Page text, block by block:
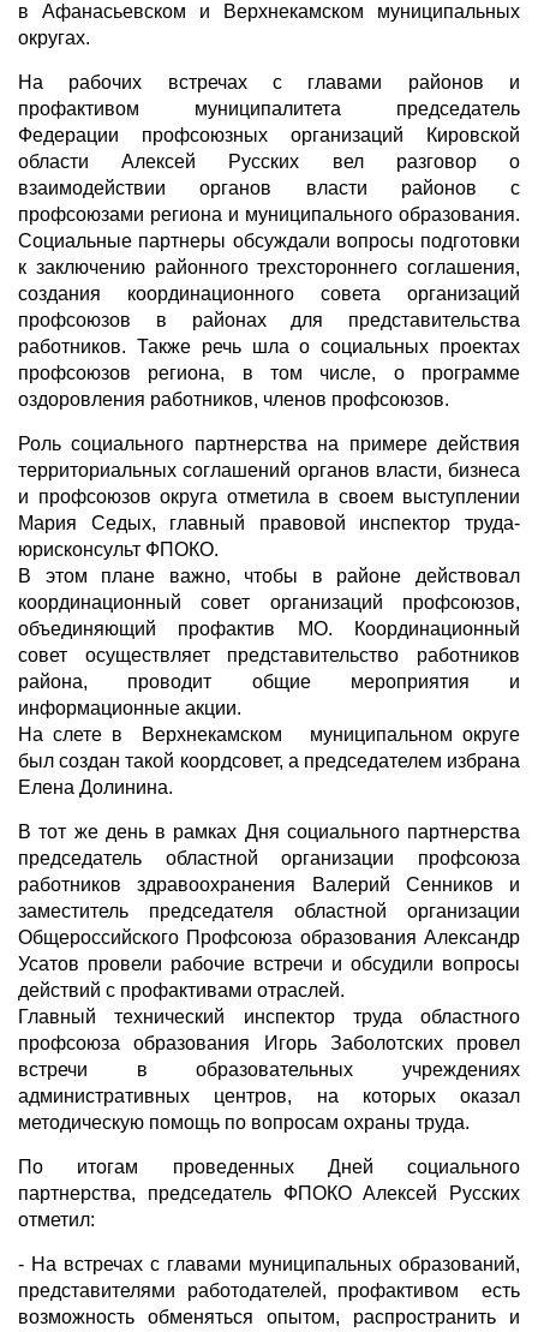
в Афанасьевском и Верхнекамском муниципальных
округах.
На рабочих встречах с главами районов и
профактивом муниципалитета председатель
Федерации профсоюзных организаций Кировской
области Алексей Русских вел разговор о
взаимодействии органов власти районов с
профсоюзами региона и муниципального образования.
Социальные партнеры обсуждали вопросы подготовки
к заключению районного трехстороннего соглашения,
создания координационного совета организаций
профсоюзов в районах для представительства
работников. Также речь шла о социальных проектах
профсоюзов региона, в том числе, о программе
оздоровления работников, членов профсоюзов.
Роль социального партнерства на примере действия
территориальных соглашений органов власти, бизнеса
и профсоюзов округа отметила в своем выступлении
Мария Седых, главный правовой инспектор труда-
юрисконсульт ФПОКО.
В этом плане важно, чтобы в районе действовал
координационный совет организаций профсоюзов,
объединяющий профактив МО. Координационный
совет осуществляет представительство работников
района, проводит общие мероприятия и
информационные акции.
На слете в Верхнекамском муниципальном округе
был создан такой коордсовет, а председателем избрана
Елена Долинина.
В тот же день в рамках Дня социального партнерства
председатель областной организации профсоюза
работников здравоохранения Валерий Сенников и
заместитель председателя областной организации
Общероссийского Профсоюза образования Александр
Усатов провели рабочие встречи и обсудили вопросы
действий с профактивами отраслей.
Главный технический инспектор труда областного
профсоюза образования Игорь Заболотских провел
встречи в образовательных учреждениях
административных центров, на которых оказал
методическую помощь по вопросам охраны труда.
По итогам проведенных Дней социального
партнерства, председатель ФПОКО Алексей Русских
отметил:
- На встречах с главами муниципальных образований,
представителями работодателей, профактивом есть
возможность обменяться опытом, распространить и